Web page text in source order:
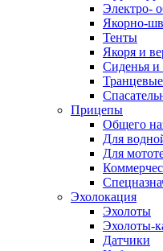
Электро-
Якорно-
Тенты
Якоря и
Сиденья и
Транцевые
Прицепы
Общего
Для
Для
Эхолокация
Эхолоты
Эхолоты-
Датчики